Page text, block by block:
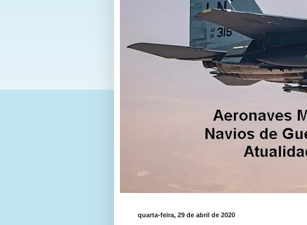
quarta-feira, 29 de abril de 2020